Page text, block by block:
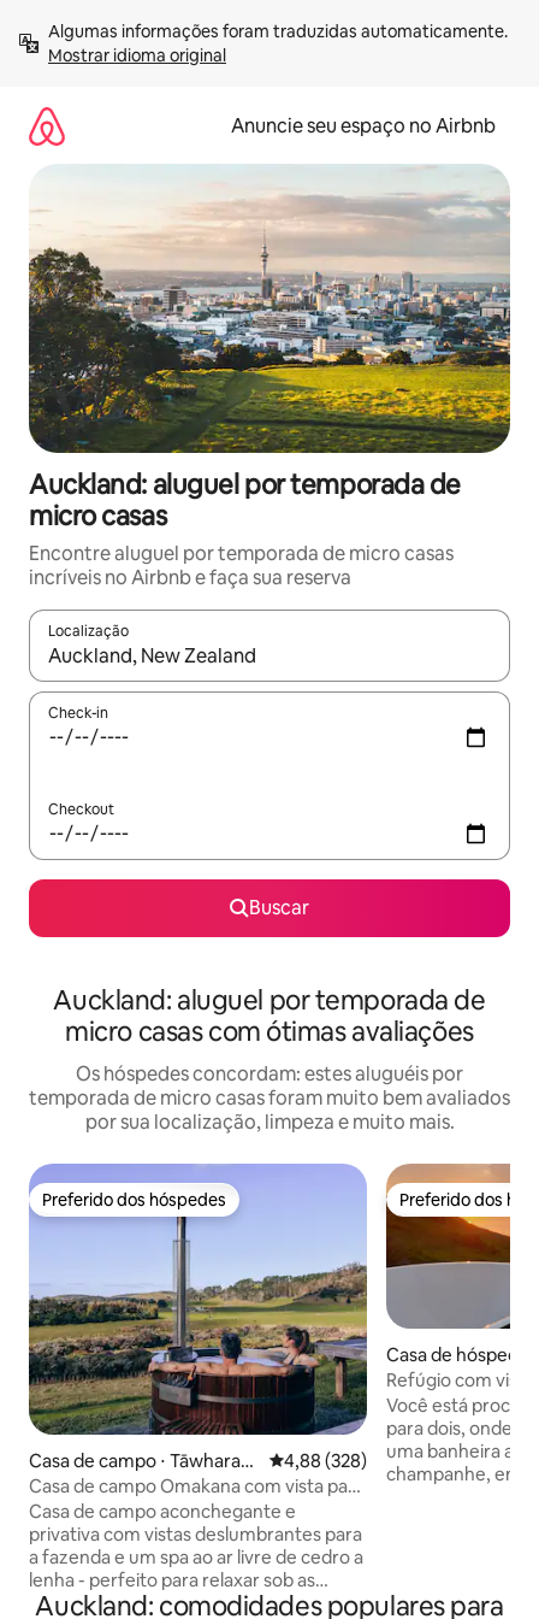
para
Mostrar idioma original
Anuncie seu espaço no Airbnb
Auckland: aluguel por temporada de
micro casas
Encontre aluguel por temporada de micro casas
incríveis no Airbnb e faça sua reserva
Localização
Quando os resultados estiverem disponíveis, explore-os
Check-in
Checkout
Buscar
Auckland: aluguel por temporada de
micro casas com ótimas avaliações
Os hóspedes concordam: estes aluguéis por
temporada de micro casas foram muito bem avaliados
por sua localização, limpeza e muito mais.
Preferido dos hóspedes
Preferido dos hóspedes
Casa de campo ⋅ Tāwharan
ui Peninsula
4,88 de uma avaliação média de
4,88 (328)
Casa de campo Omakana com vista para
a fazenda e banheira de hidromassagem
de cedro
Casa de campo aconchegante e
privativa com vistas deslumbrantes para
a fazenda e um spa ao ar livre de cedro a
lenha - perfeito para relaxar sob as
estrelas. Desfrute de uma sala de estar
Preferido dos
Preferido dos
Casa de
Refúgio com
incrível e
Você está
para dois, onde
uma banheira ao
champanhe,
sorte, ver Orcas
Auckland: comodidades populares para